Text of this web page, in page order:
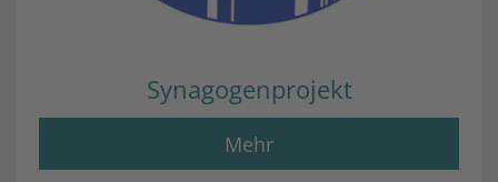
Synagogenprojekt
Mehr